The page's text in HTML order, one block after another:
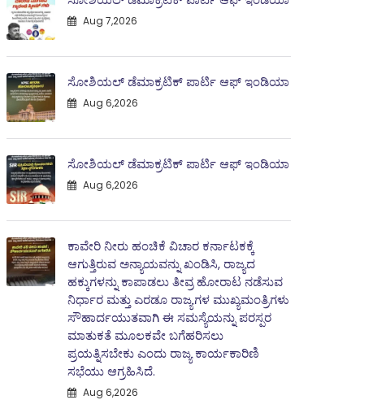
Aug 7,2026
ಸೋಶಿಯಲ್ ಡೆಮಾಕ್ರಟಿಕ್ ಪಾರ್ಟಿ ಆಫ್ ಇಂಡಿಯಾ
Aug 6,2026
ಸೋಶಿಯಲ್ ಡೆಮಾಕ್ರಟಿಕ್ ಪಾರ್ಟಿ ಆಫ್ ಇಂಡಿಯಾ
Aug 6,2026
ಕಾವೇರಿ ನೀರು ಹಂಚಿಕೆ ವಿಚಾರ ಕರ್ನಾಟಕಕ್ಕೆ
ಆಗುತ್ತಿರುವ ಅನ್ಯಾಯವನ್ನು ಖಂಡಿಸಿ, ರಾಜ್ಯದ
ಹಕ್ಕುಗಳನ್ನು ಕಾಪಾಡಲು ತೀವ್ರ ಹೋರಾಟ ನಡೆಸುವ
ನಿರ್ಧಾರ ಮತ್ತು ಎರಡೂ ರಾಜ್ಯಗಳ ಮುಖ್ಯಮಂತ್ರಿಗಳು
ಸೌಹಾರ್ದಯುತವಾಗಿ ಈ ಸಮಸ್ಯೆಯನ್ನು ಪರಸ್ಪರ
ಮಾತುಕತೆ ಮೂಲಕವೇ ಬಗೆಹರಿಸಲು
ಪ್ರಯತ್ನಿಸಬೇಕು ಎಂದು ರಾಜ್ಯ ಕಾರ್ಯಕಾರಿಣಿ
ಸಭೆಯು ಆಗ್ರಹಿಸಿದೆ.
Aug 6,2026